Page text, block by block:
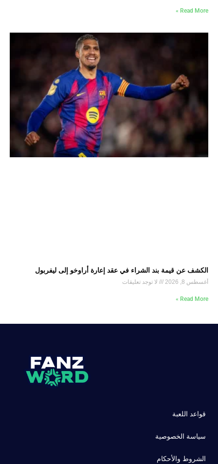
Read More »
الكشف عن قيمة بند الشراء في عقد إعارة أراوخو إلى ليفربول
أغسطس 8, 2026 لا توجد تعليقات
Read More »
قواعد اللعبة
سياسة الخصوصية
الشروط والأحكام